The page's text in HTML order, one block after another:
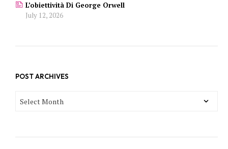
L’obiettività Di George Orwell
July 12, 2026
POST ARCHIVES